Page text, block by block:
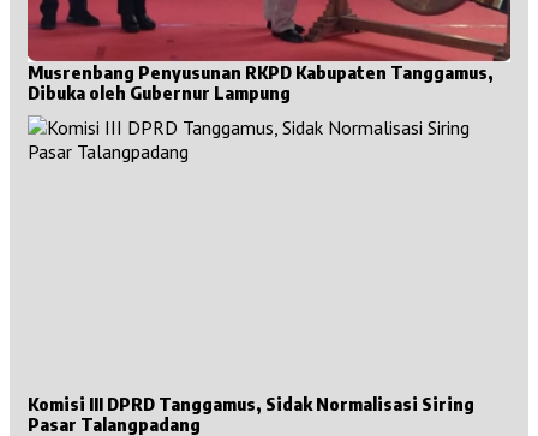
Musrenbang Penyusunan RKPD Kabupaten Tanggamus,
Dibuka oleh Gubernur Lampung
Komisi III DPRD Tanggamus, Sidak Normalisasi Siring
Pasar Talangpadang